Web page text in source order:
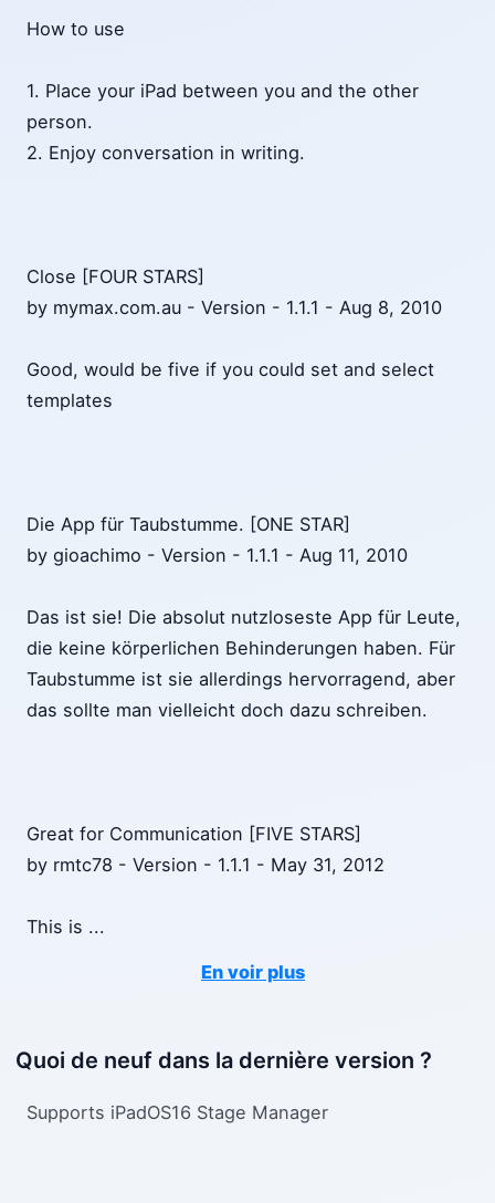
How to use
1. Place your iPad between you and the other
person.
2. Enjoy conversation in writing.
Close [FOUR STARS]
by mymax.com.au - Version - 1.1.1 - Aug 8, 2010
Good, would be five if you could set and select
templates
Die App für Taubstumme. [ONE STAR]
by gioachimo - Version - 1.1.1 - Aug 11, 2010
Das ist sie! Die absolut nutzloseste App für Leute,
die keine körperlichen Behinderungen haben. Für
Taubstumme ist sie allerdings hervorragend, aber
das sollte man vielleicht doch dazu schreiben.
Great for Communication [FIVE STARS]
by rmtc78 - Version - 1.1.1 - May 31, 2012
This is ...
En voir plus
Quoi de neuf dans la dernière version ?
Supports iPadOS16 Stage Manager